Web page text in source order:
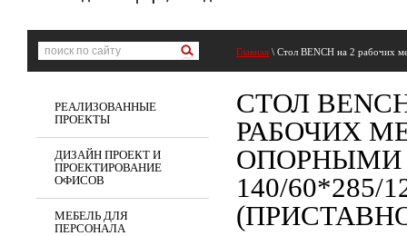
Главная \ Стол BENCH на 2 рабочих
СТОЛ
РАБОЧИХ
140/60*285/
РЕАЛИЗОВАННЫЕ
ПРОЕКТЫ
ДИЗАЙН ПРОЕКТ И
ПРОЕКТИРОВАНИЕ
ОФИСОВ
МЕБЕЛЬ ДЛЯ
ПЕРСОНАЛА